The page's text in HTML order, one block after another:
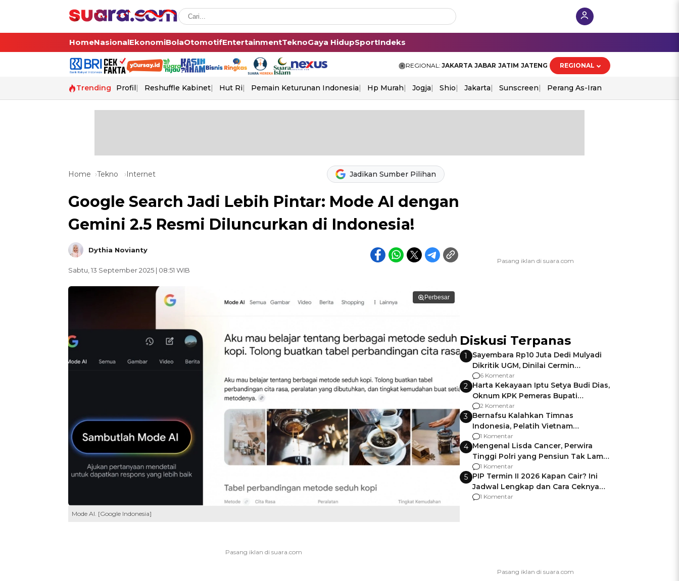
HomeNasionalEkonomiBolaOtomotifEntertainmentTeknoGaya HidupSportIndeks
REGIONAL: JAKARTA JABAR JATIM JATENG REGIONAL
Trending Profil Reshuffle Kabinet Hut Ri Pemain Keturunan Indonesia Hp Murah Jogja Shio Jakarta Sunscreen Perang As-Iran
Home Tekno Internet Jadikan Sumber Pilihan
Google Search Jadi Lebih Pintar: Mode AI dengan
Gemini 2.5 Resmi Diluncurkan di Indonesia!
Dythia Novianty
Sabtu, 13 September 2025 | 08:51 WIB
Perbesar
Mode AI. [Google Indonesia]
Diskusi Terpanas
1
Sayembara Rp10 Juta Dedi Mulyadi
Dikritik UGM, Dinilai Cermin
Gagalnya Negara Jamin Keamanan
6 Komentar
2 Harta Kekayaan Iptu Setya Budi Dias,
Oknum KPK Pemeras Bupati
Pemalang
2 Komentar
3 Bernafsu Kalahkan Timnas
Indonesia, Pelatih Vietnam
Berencana Pakai Jimat di Pakansari
1 Komentar
4 Mengenal Lisda Cancer, Perwira
Tinggi Polri yang Pensiun Tak Lama
Usai Jadi Brigjen
1 Komentar
5 PIP Termin II 2026 Kapan Cair? Ini
Jadwal Lengkap dan Cara Ceknya
agar Dana Tidak Hangus!
1 Komentar